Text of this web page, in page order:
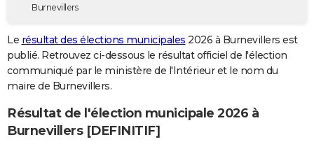
Destinations
City break
Voyage nature
Voyage de noces
Forum
GUIDES D'ACHAT
BONS PLANS
Carte de Noël
Carte Bonne année
Carte Saint-Valentin
Carte Pâques
Carte d'anniversaire
DICTIONNAIRE
Burnevillers
Le résultat des élections municipales 2026 à Burnevillers est
publié. Retrouvez ci-dessous le résultat officiel de l'élection
communiqué par le ministère de l'Intérieur et le nom du
maire de Burnevillers.
Résultat de l'élection municipale 2026 à
Burnevillers [DEFINITIF]